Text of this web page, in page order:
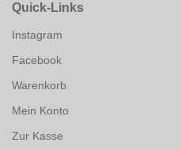
Quick-Links
Instagram
Facebook
Warenkorb
Mein Konto
Zur Kasse